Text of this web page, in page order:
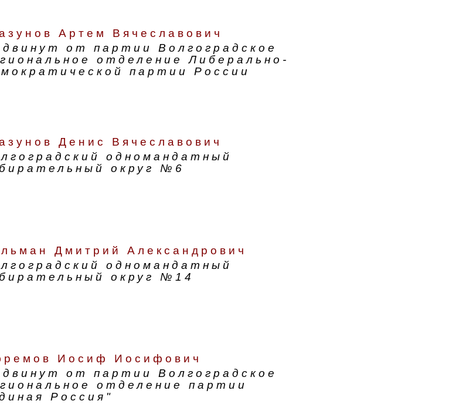
Артем Вячеславович
от партии Волгоградское
отделение Либерально-
партии России
Денис Вячеславович
одномандатный
округ №6
Дмитрий Александрович
одномандатный
округ №14
Иосиф Иосифович
от партии Волгоградское
отделение партии
Россия"